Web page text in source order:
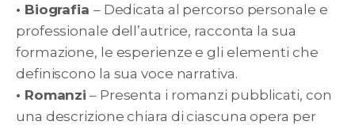
• Biografia – Dedicata al percorso personale e
professionale dell’autrice, racconta la sua
formazione, le esperienze e gli elementi che
definiscono la sua voce narrativa.
• Romanzi – Presenta i romanzi pubblicati, con
una descrizione chiara di ciascuna opera per